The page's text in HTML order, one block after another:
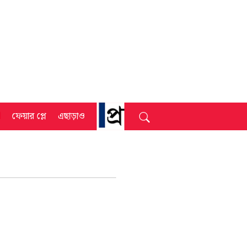
ফেয়ার প্লে এছাড়াও